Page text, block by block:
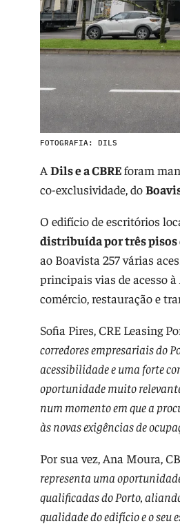
FOTOGRAFIA: DILS
ADils e a CBREforam
co-exclusividade, do
O edifício de escritórios
distribuída por três
ao Boavista 257 várias
principais vias de acesso
comércio, restauração e
Sofia Pires, CRE Leasing
corredores empresariais do
acessibilidade e uma forte
oportunidade muito
num momento em que a
às novas exigências de
Por sua vez, Ana Moura,
representa uma
qualificadas do Porto,
qualidade do edifício e o seu